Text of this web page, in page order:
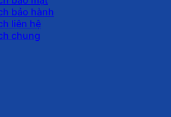
bảo hành
liên hệ
chung